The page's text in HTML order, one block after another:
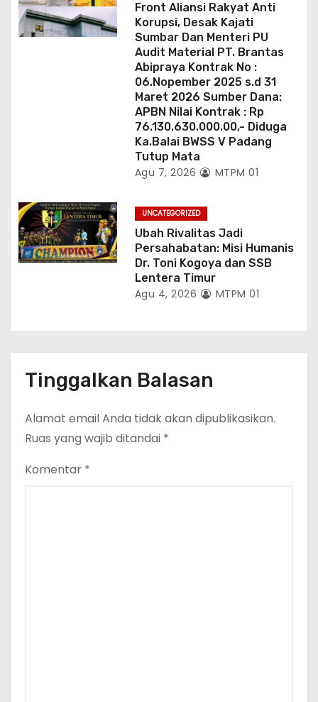
Front Aliansi Rakyat Anti
Korupsi, Desak Kajati
Sumbar Dan Menteri PU
Audit Material PT. Brantas
Abipraya Kontrak No :
06.Nopember 2025 s.d 31
Maret 2026 Sumber Dana:
APBN Nilai Kontrak : Rp
76.130.630.000.00,- Diduga
Ka.Balai BWSS V Padang
Tutup Mata
Agu 7, 2026 MTPM 01
UNCATEGORIZED
Ubah Rivalitas Jadi
Persahabatan: Misi Humanis
Dr. Toni Kogoya dan SSB
Lentera Timur
Agu 4, 2026 MTPM 01
Tinggalkan Balasan
Alamat email Anda tidak akan dipublikasikan.
Ruas yang wajib ditandai *
Komentar *